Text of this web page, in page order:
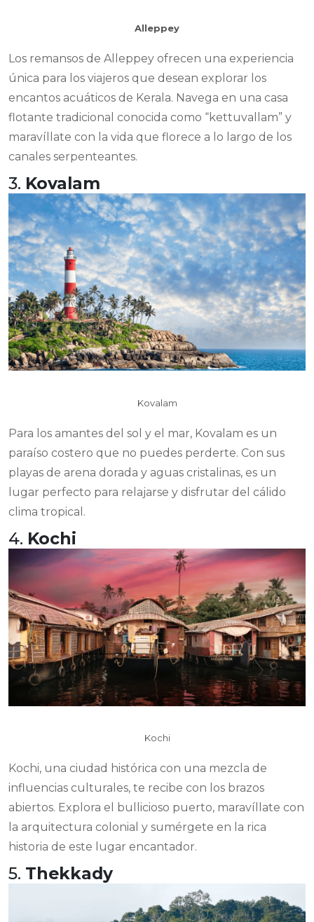
Alleppey
Los remansos de Alleppey ofrecen una experiencia
única para los viajeros que desean explorar los
encantos acuáticos de Kerala. Navega en una casa
flotante tradicional conocida como “kettuvallam” y
maravíllate con la vida que florece a lo largo de los
canales serpenteantes.
3. Kovalam
Kovalam
Para los amantes del sol y el mar, Kovalam es un
paraíso costero que no puedes perderte. Con sus
playas de arena dorada y aguas cristalinas, es un
lugar perfecto para relajarse y disfrutar del cálido
clima tropical.
4. Kochi
Kochi
Kochi, una ciudad histórica con una mezcla de
influencias culturales, te recibe con los brazos
abiertos. Explora el bullicioso puerto, maravíllate con
la arquitectura colonial y sumérgete en la rica
historia de este lugar encantador.
5. Thekkady